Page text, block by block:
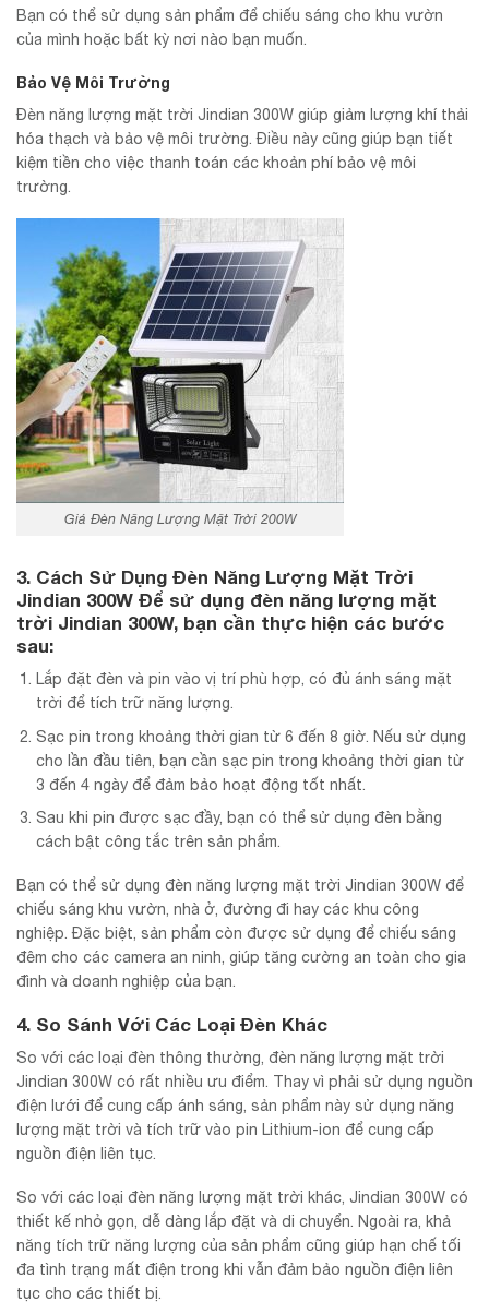
Bạn có thể sử dụng sản phẩm để chiếu sáng cho khu vườn
của mình hoặc bất kỳ nơi nào bạn muốn.
Bảo Vệ Môi Trường
Đèn năng lượng mặt trời Jindian 300W giúp giảm lượng khí thải
hóa thạch và bảo vệ môi trường. Điều này cũng giúp bạn tiết
kiệm tiền cho việc thanh toán các khoản phí bảo vệ môi
trường.
Giá Đèn Năng Lượng Mặt Trời 200W
3. Cách Sử Dụng Đèn Năng Lượng Mặt Trời
Jindian 300W Để sử dụng đèn năng lượng mặt
trời Jindian 300W, bạn cần thực hiện các bước
sau:
Lắp đặt đèn và pin vào vị trí phù hợp, có đủ ánh sáng mặt
trời để tích trữ năng lượng.
Sạc pin trong khoảng thời gian từ 6 đến 8 giờ. Nếu sử dụng
cho lần đầu tiên, bạn cần sạc pin trong khoảng thời gian từ
3 đến 4 ngày để đảm bảo hoạt động tốt nhất.
Sau khi pin được sạc đầy, bạn có thể sử dụng đèn bằng
cách bật công tắc trên sản phẩm.
Bạn có thể sử dụng đèn năng lượng mặt trời Jindian 300W để
chiếu sáng khu vườn, nhà ở, đường đi hay các khu công
nghiệp. Đặc biệt, sản phẩm còn được sử dụng để chiếu sáng
đêm cho các camera an ninh, giúp tăng cường an toàn cho gia
đình và doanh nghiệp của bạn.
4. So Sánh Với Các Loại Đèn Khác
So với các loại đèn thông thường, đèn năng lượng mặt trời
Jindian 300W có rất nhiều ưu điểm. Thay vì phải sử dụng nguồn
điện lưới để cung cấp ánh sáng, sản phẩm này sử dụng năng
lượng mặt trời và tích trữ vào pin Lithium-ion để cung cấp
nguồn điện liên tục.
So với các loại đèn năng lượng mặt trời khác, Jindian 300W có
thiết kế nhỏ gọn, dễ dàng lắp đặt và di chuyển. Ngoài ra, khả
năng tích trữ năng lượng của sản phẩm cũng giúp hạn chế tối
đa tình trạng mất điện trong khi vẫn đảm bảo nguồn điện liên
tục cho các thiết bị.